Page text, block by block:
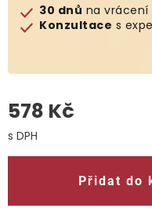
30 dnů na vrácení
Konzultace s
578 Kč
Přidat do